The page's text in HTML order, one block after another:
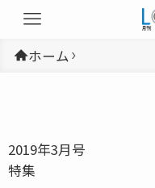
ホーム
2019年3月号
特集